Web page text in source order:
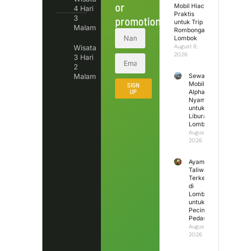
4 Hari
3
Malam
Wisata
3 Hari
2
Malam
or
promotions.
SIGN
UP
Mobil Hiace
Praktis
untuk Trip
Rombongan
Lombok
August 8,
2026
Sewa
Mobil
Alphard
Nyaman
untuk
Liburan
Lombok
August 7,
2026
Ayam
Taliwang
Terkenal
di
Lombok
untuk
Pecinta
Pedas
August 6,
2026